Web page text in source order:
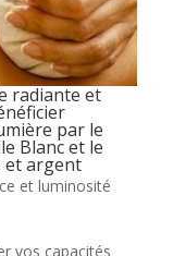
radiante et
par le
Blanc et le
et argent
et luminosité
vos capacités